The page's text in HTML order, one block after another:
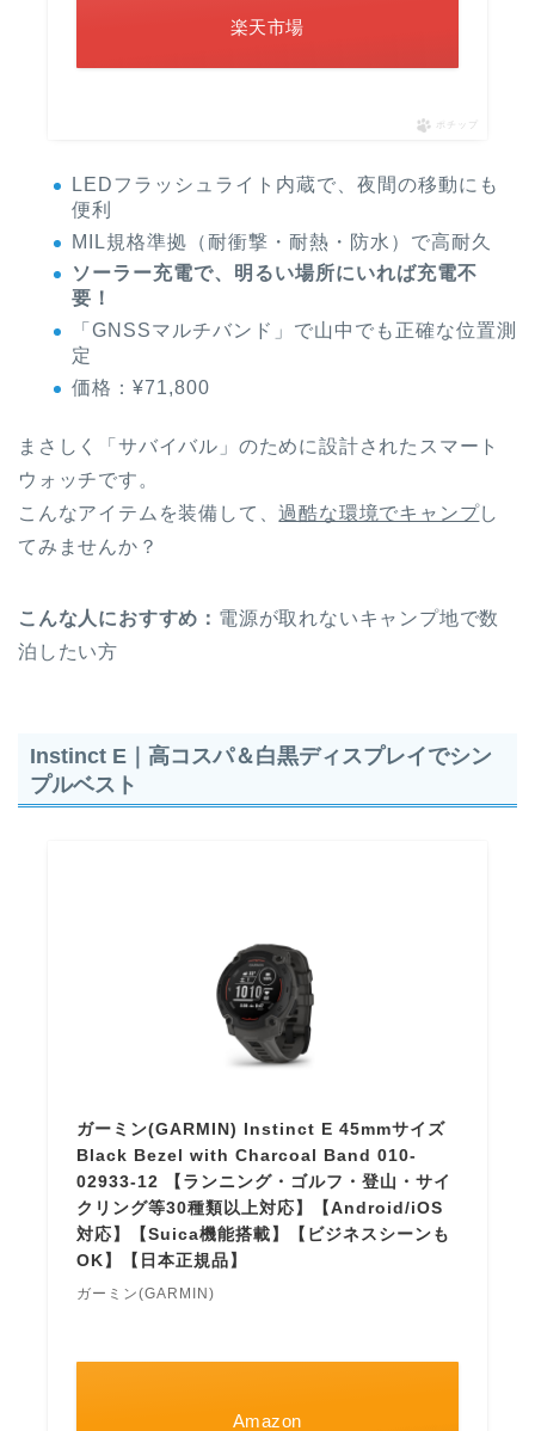
楽天市場
ポチップ
LEDフラッシュライト内蔵で、夜間の移動にも
便利
MIL規格準拠（耐衝撃・耐熱・防水）で高耐久
ソーラー充電で、明るい場所にいれば充電不
要！
「GNSSマルチバンド」で山中でも正確な位置測
定
価格：¥71,800
まさしく「サバイバル」のために設計されたスマート
ウォッチです。
こんなアイテムを装備して、過酷な環境でキャンプし
てみませんか？
こんな人におすすめ： 電源が取れないキャンプ地で数
泊したい方
Instinct E｜高コスパ＆白黒ディスプレイでシン
プルベスト
ガーミン(GARMIN) Instinct E 45mmサイズ
Black Bezel with Charcoal Band 010-
02933-12 【ランニング・ゴルフ・登山・サイ
クリング等30種類以上対応】【Android/iOS
対応】【Suica機能搭載】【ビジネスシーンも
OK】【日本正規品】
ガーミン(GARMIN)
Amazon